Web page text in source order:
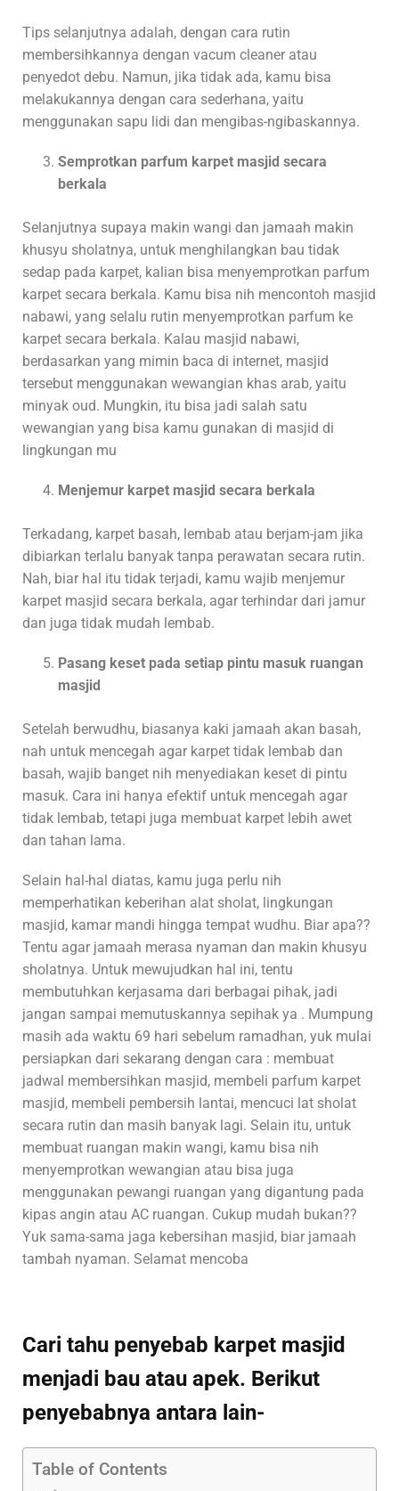
Tips selanjutnya adalah, dengan cara rutin
membersihkannya dengan vacum cleaner atau
penyedot debu. Namun, jika tidak ada, kamu bisa
melakukannya dengan cara sederhana, yaitu
menggunakan sapu lidi dan mengibas-ngibaskannya.
Semprotkan parfum karpet masjid secara
berkala
Selanjutnya supaya makin wangi dan jamaah makin
khusyu sholatnya, untuk menghilangkan bau tidak
sedap pada karpet, kalian bisa menyemprotkan parfum
karpet secara berkala. Kamu bisa nih mencontoh masjid
nabawi, yang selalu rutin menyemprotkan parfum ke
karpet secara berkala. Kalau masjid nabawi,
berdasarkan yang mimin baca di internet, masjid
tersebut menggunakan wewangian khas arab, yaitu
minyak oud. Mungkin, itu bisa jadi salah satu
wewangian yang bisa kamu gunakan di masjid di
lingkungan mu
Menjemur karpet masjid secara berkala
Terkadang, karpet basah, lembab atau berjam-jam jika
dibiarkan terlalu banyak tanpa perawatan secara rutin.
Nah, biar hal itu tidak terjadi, kamu wajib menjemur
karpet masjid secara berkala, agar terhindar dari jamur
dan juga tidak mudah lembab.
Pasang keset pada setiap pintu masuk ruangan
masjid
Setelah berwudhu, biasanya kaki jamaah akan basah,
nah untuk mencegah agar karpet tidak lembab dan
basah, wajib banget nih menyediakan keset di pintu
masuk. Cara ini hanya efektif untuk mencegah agar
tidak lembab, tetapi juga membuat karpet lebih awet
dan tahan lama.
Selain hal-hal diatas, kamu juga perlu nih
memperhatikan keberihan alat sholat, lingkungan
masjid, kamar mandi hingga tempat wudhu. Biar apa??
Tentu agar jamaah merasa nyaman dan makin khusyu
sholatnya. Untuk mewujudkan hal ini, tentu
membutuhkan kerjasama dari berbagai pihak, jadi
jangan sampai memutuskannya sepihak ya . Mumpung
masih ada waktu 69 hari sebelum ramadhan, yuk mulai
persiapkan dari sekarang dengan cara : membuat
jadwal membersihkan masjid, membeli parfum karpet
masjid, membeli pembersih lantai, mencuci lat sholat
secara rutin dan masih banyak lagi. Selain itu, untuk
membuat ruangan makin wangi, kamu bisa nih
menyemprotkan wewangian atau bisa juga
menggunakan pewangi ruangan yang digantung pada
kipas angin atau AC ruangan. Cukup mudah bukan??
Yuk sama-sama jaga kebersihan masjid, biar jamaah
tambah nyaman. Selamat mencoba
Cari tahu penyebab karpet masjid
menjadi bau atau apek. Berikut
penyebabnya antara lain-
Table of Contents